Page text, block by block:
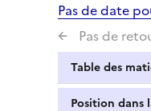
Pas de date
Pas de
Table des
Position dans